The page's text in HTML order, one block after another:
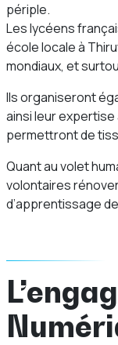
périple.
Les lycéens
école locale à
mondiaux, et
Ils organiseront
ainsi leur expertise
permettront de
Quant au volet
volontaires
d’apprentissage